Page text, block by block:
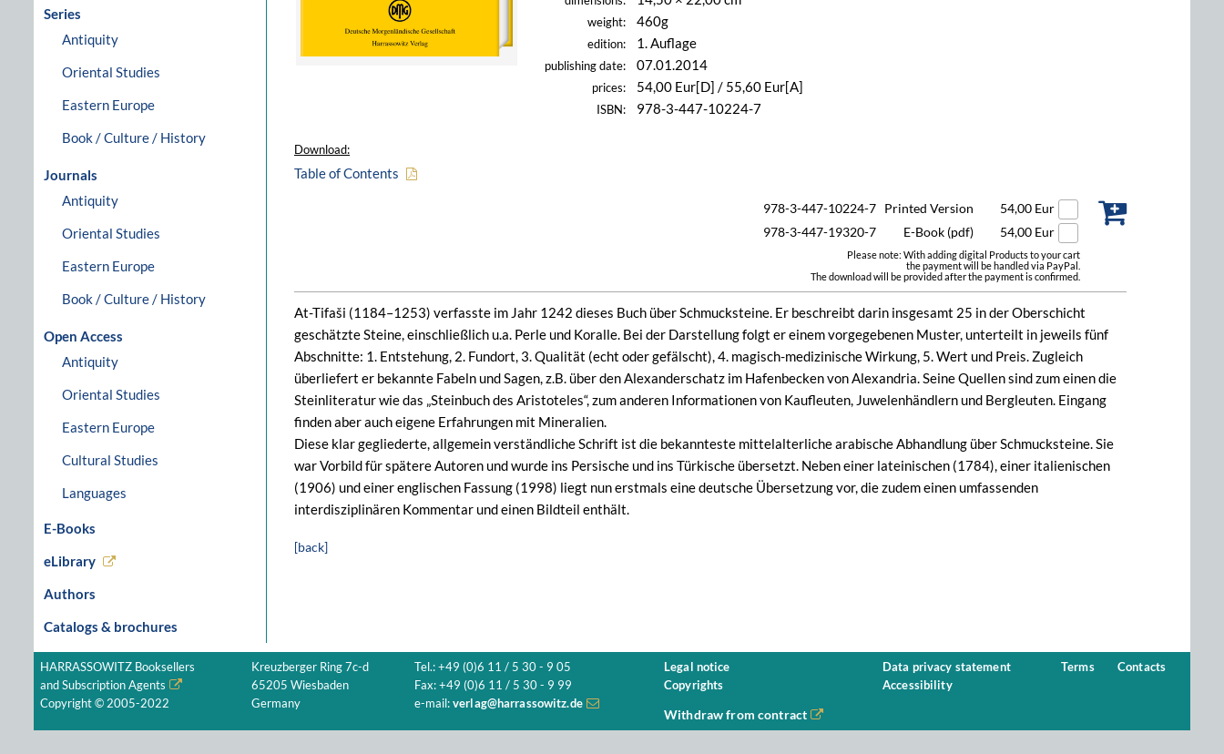
Series
Antiquity
Oriental Studies
Eastern Europe
Book / Culture / History
Journals
Antiquity
Oriental Studies
Eastern Europe
Book / Culture / History
Open Access
Antiquity
Oriental Studies
Eastern Europe
Cultural Studies
Languages
E-Books
eLibrary
Authors
Catalogs & brochures
weight: 460g
edition: 1. Auflage
publishing date: 07.01.2014
prices: 54,00 Eur[D] / 55,60 Eur[A]
ISBN: 978-3-447-10224-7
Download:
Table of Contents
978-3-447-10224-7 Printed Version
54,00 Eur
978-3-447-19320-7
E-Book (pdf) 54,00 Eur
Please note: With adding digital Products to your cart
the payment will be handled via PayPal.
The download will be provided after the payment is confirmed.
At-Tifaši (1184–1253) verfasste im Jahr 1242 dieses Buch über Schmucksteine. Er beschreibt darin insgesamt 25 in der Oberschicht
geschätzte Steine, einschließlich u.a. Perle und Koralle. Bei der Darstellung folgt er einem vorgegebenen Muster, unterteilt in jeweils fünf
Abschnitte: 1. Entstehung, 2. Fundort, 3. Qualität (echt oder gefälscht), 4. magisch-medizinische Wirkung, 5. Wert und Preis. Zugleich
überliefert er bekannte Fabeln und Sagen, z.B. über den Alexanderschatz im Hafenbecken von Alexandria. Seine Quellen sind zum einen die
Steinliteratur wie das „Steinbuch des Aristoteles“, zum anderen Informationen von Kaufleuten, Juwelenhändlern und Bergleuten. Eingang
finden aber auch eigene Erfahrungen mit Mineralien.
Diese klar gegliederte, allgemein verständliche Schrift ist die bekannteste mittelalterliche arabische Abhandlung über Schmucksteine. Sie
war Vorbild für spätere Autoren und wurde ins Persische und ins Türkische übersetzt. Neben einer lateinischen (1784), einer italienischen
(1906) und einer englischen Fassung (1998) liegt nun erstmals eine deutsche Übersetzung vor, die zudem einen umfassenden
interdisziplinären Kommentar und einen Bildteil enthält.
[back]
HARRASSOWITZ Booksellers
and Subscription Agents
Copyright © 2005-2022
Kreuzberger Ring 7c-d
65205 Wiesbaden
Germany
Tel.: +49 (0)6 11 / 5 30 - 9 05
Fax: +49 (0)6 11 / 5 30 - 9 99
e-mail: verlag@harrassowitz.de
Legal notice
Copyrights
Data privacy statement
Accessibility
Terms Contacts
Withdraw from contract